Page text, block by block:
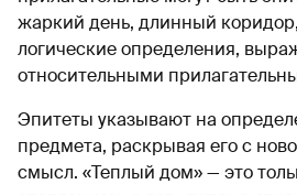
жаркий день, длинный
логические определения,
относительными
Эпитеты указывают на
предмета, раскрывая его с
смысл. «Теплый дом» — это